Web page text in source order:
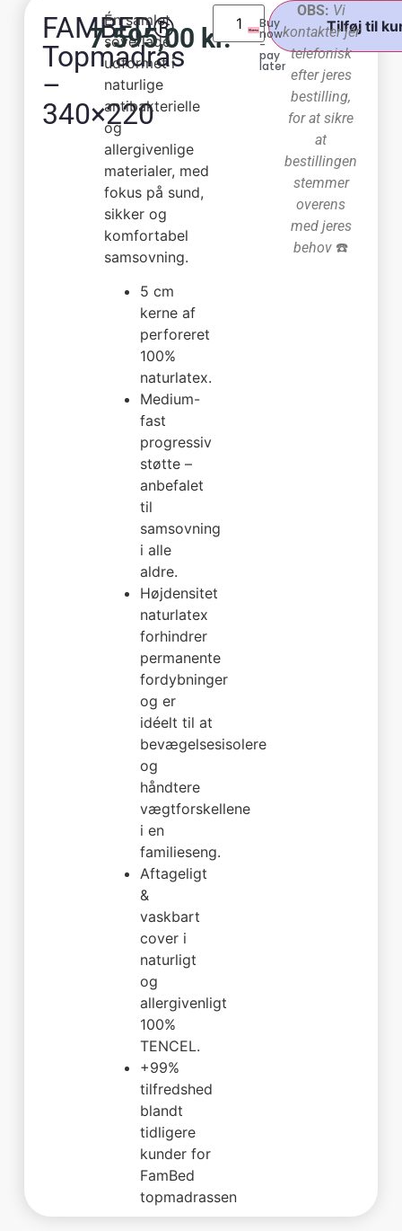
FAMBED®
Topmadras
–
340×220
7.595,00 kr.
Én samlet
soveflade
udformet i
naturlige
antibakterielle
og
allergivenlige
materialer, med
fokus på sund,
sikker og
komfortabel
samsovning.
5 cm
kerne af
perforeret
100%
naturlatex.
Medium-
fast
progressiv
støtte –
anbefalet
til
samsovning
i alle
aldre.
Højdensitet
naturlatex
forhindrer
permanente
fordybninger
og er
idéelt til at
bevægelsesisolere
og
håndtere
vægtforskellene
i en
familieseng.
Aftageligt
&
vaskbart
cover i
naturligt
og
allergivenligt
100%
TENCEL.
+99%
tilfredshed
blandt
tidligere
kunder for
FamBed
topmadrassen
Tilføj til
Buy
now
-
pay
later
OBS: Vi
kontakter jer
telefonisk
efter jeres
bestilling,
for at sikre
at
bestillingen
stemmer
overens
med jeres
behov ☎️